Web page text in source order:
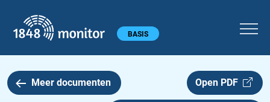
Hoofdmenu BASIS
Meer documenten Open PDF